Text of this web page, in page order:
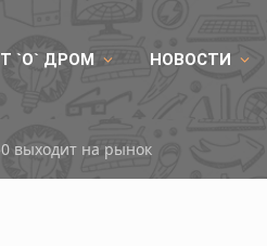
`О` ДРОМ НОВОСТИ
и GPU от Lì Suàn